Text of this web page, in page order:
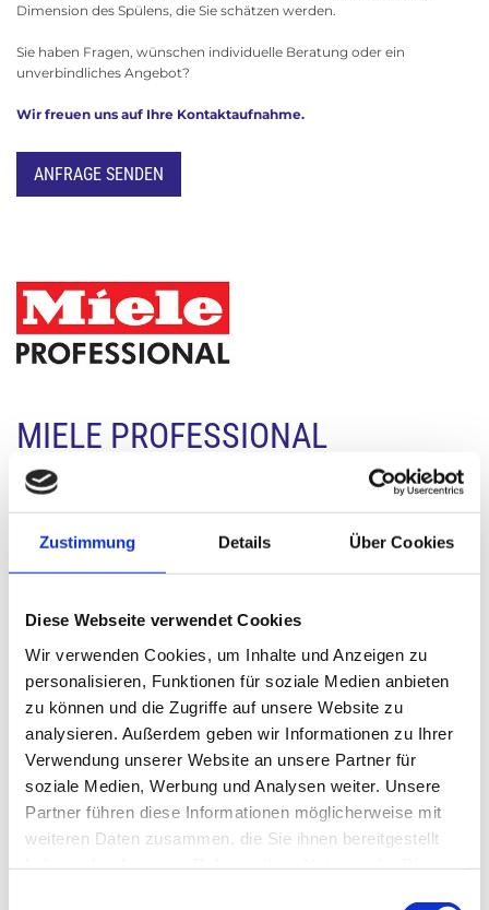
Zustimmung Details Über Cookies
Diese Webseite verwendet Cookies
Wir verwenden Cookies, um Inhalte und Anzeigen zu
personalisieren, Funktionen für soziale Medien anbieten
zu können und die Zugriffe auf unsere Website zu
analysieren. Außerdem geben wir Informationen zu Ihrer
Verwendung unserer Website an unsere Partner für
soziale Medien, Werbung und Analysen weiter. Unsere
Partner führen diese Informationen möglicherweise mit
weiteren Daten zusammen, die Sie ihnen bereitgestellt
Dimension des Spülens, die Sie schätzen werden.
Sie haben Fragen, wünschen individuelle Beratung oder ein
unverbindliches Angebot?
Wir freuen uns auf Ihre Kontaktaufnahme.
ANFRAGE SENDEN
MIELE PROFESSIONAL
GESCHIRRSPÜLER -
GLANZLEISTUNGEN FÜR DIE
GASTRONOMIE
Hohe Lebensdauer, schnelle Laufzeiten, optimale
Nutzung von Wasser und Energie, schonende
Behandlung des Spülguts. All das bieten Ihnen die
Miele Professional Geschirrspüler.